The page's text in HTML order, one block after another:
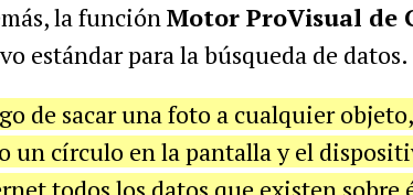
la funciónMotor ProVisual de
estándar para la búsqueda de datos.
de sacar una foto a cualquier
un círculo en la pantalla y el